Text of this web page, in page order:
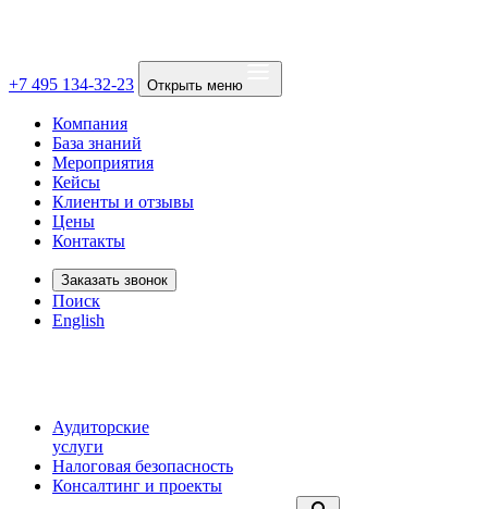
+7 495 134-32-23 Открыть меню
Компания
База знаний
Мероприятия
Кейсы
Клиенты и отзывы
Цены
Контакты
Заказать звонок
Поиск
English
Аудиторские
услуги
Налоговая безопасность
Консалтинг и проекты